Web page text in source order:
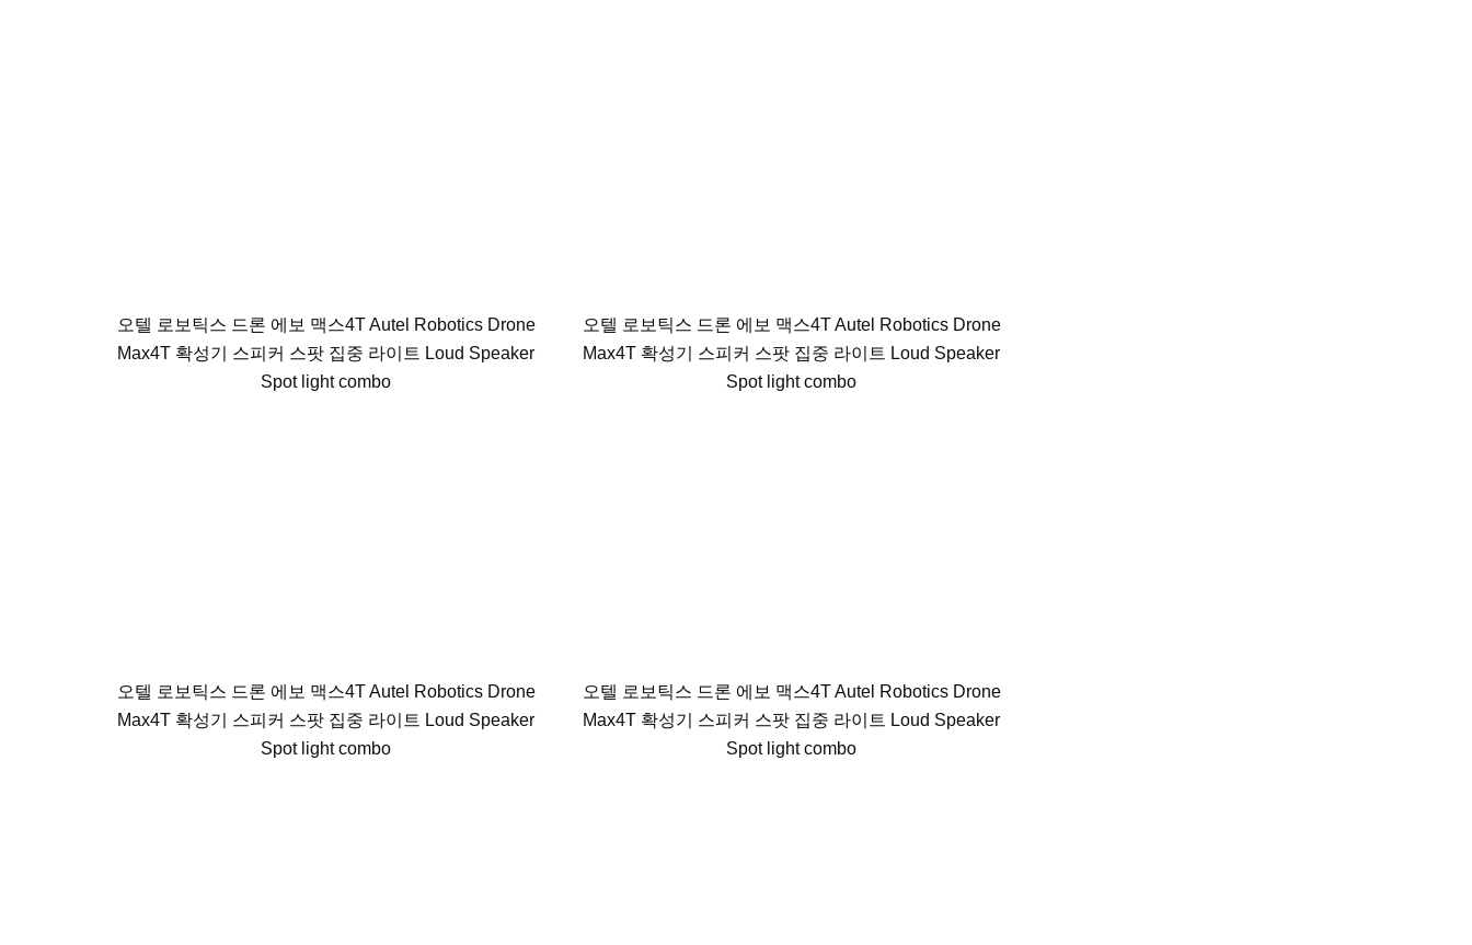
오텔 로보틱스 드론 에보 맥스4T Autel Robotics Drone
Max4T 확성기 스피커 스팟 집중 라이트 Loud Speaker
Spot light combo
오텔 로보틱스 드론 에보 맥스4T Autel Robotics Drone
Max4T 확성기 스피커 스팟 집중 라이트 Loud Speaker
Spot light combo
오텔 로보틱스 드론 에보 맥스4T Autel Robotics Drone
Max4T 확성기 스피커 스팟 집중 라이트 Loud Speaker
Spot light combo
오텔 로보틱스 드론 에보 맥스4T Autel Robotics Drone
Max4T 확성기 스피커 스팟 집중 라이트 Loud Speaker
Spot light combo